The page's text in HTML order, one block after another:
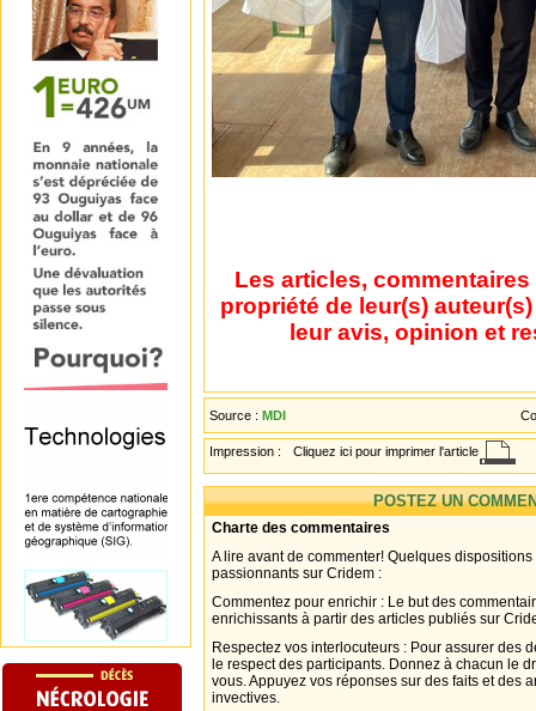
Les articles,
propriété de leur(s)
leur avis, opinion et
Source : MDI
Impression : Cliquez ici pour imprimer l'article
POSTEZ UN
Charte des commentaires
A lire avant de commenter! Quelques
passionnants sur Cridem :
Commentez pour enrichir : Le but des
enrichissants à partir des articles publiés sur
Respectez vos interlocuteurs : Pour assurer des
le respect des participants. Donnez à chacun le
vous. Appuyez vos réponses sur des faits et des
invectives.